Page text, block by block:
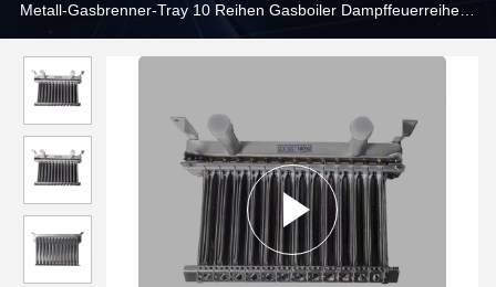
Metall-Gasbrenner-Tray 10 Reihen Gasboiler Dampffeuerreihen